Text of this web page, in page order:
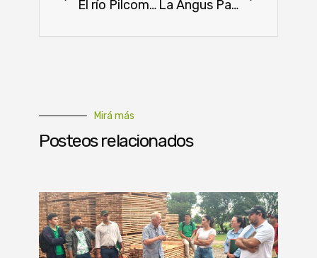
El río Pilcomayo se encuentra en bajante La Angus Paraguay celebró su Asamblea General Ordinaria
Mirá más
Posteos relacionados